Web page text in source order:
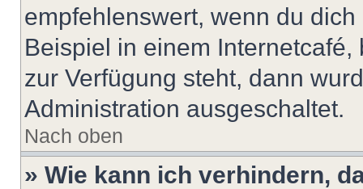
empfehlenswert, wenn du
Beispiel in einem
zur Verfügung steht, dann
Administration ausgeschaltet.
Nach oben
» Wie kann ich verhindern,